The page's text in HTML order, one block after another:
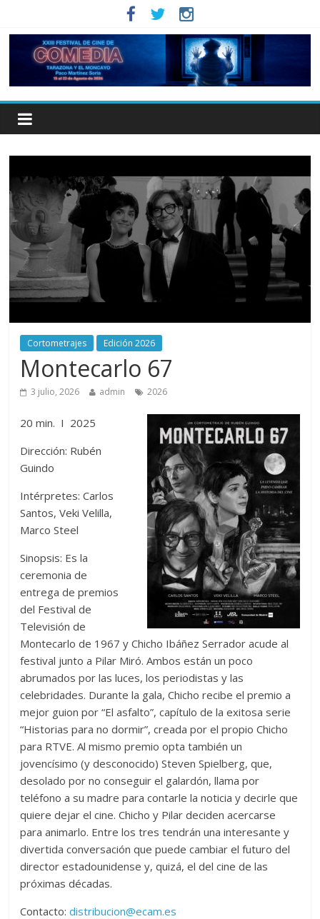
Cortometrajes Edición 2026
Montecarlo 67
3 julio, 2026 admin 2026
20 min. I 2025
Dirección: Rubén
Guindo
Intérpretes: Carlos
Santos, Veki Velilla,
Marco Steel
Sinopsis: Es la
ceremonia de
entrega de premios
del Festival de
Televisión de
Montecarlo de 1967 y Chicho Ibáñez Serrador acude al
festival junto a Pilar Miró. Ambos están un poco
abrumados por las luces, los periodistas y las
celebridades. Durante la gala, Chicho recibe el premio a
mejor guion por “El asfalto”, capítulo de la exitosa serie
“Historias para no dormir”, creada por el propio Chicho
para RTVE. Al mismo premio opta también un
jovencísimo (y desconocido) Steven Spielberg, que,
desolado por no conseguir el galardón, llama por
teléfono a su madre para contarle la noticia y decirle que
quiere dejar el cine. Chicho y Pilar deciden acercarse
para animarlo. Entre los tres tendrán una interesante y
divertida conversación que puede cambiar el futuro del
director estadounidense y, quizá, el del cine de las
próximas décadas.
Contacto:distribucion@ecam.es